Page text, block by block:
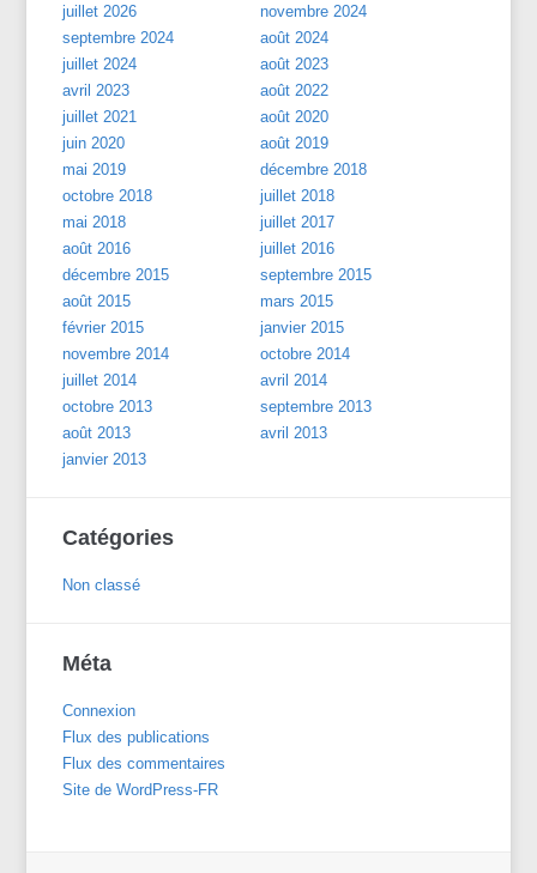
juillet 2026
novembre 2024
septembre 2024
août 2024
juillet 2024
août 2023
avril 2023
août 2022
juillet 2021
août 2020
juin 2020
août 2019
mai 2019
décembre 2018
octobre 2018
juillet 2018
mai 2018
juillet 2017
août 2016
juillet 2016
décembre 2015
septembre 2015
août 2015
mars 2015
février 2015
janvier 2015
novembre 2014
octobre 2014
juillet 2014
avril 2014
octobre 2013
septembre 2013
août 2013
avril 2013
janvier 2013
Catégories
Non classé
Méta
Connexion
Flux des publications
Flux des commentaires
Site de WordPress-FR